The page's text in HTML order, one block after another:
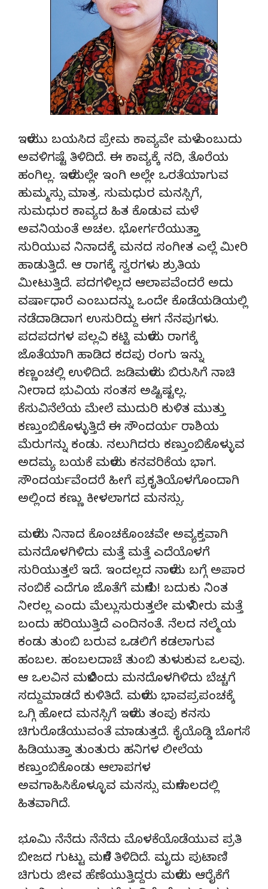
ಇಳೆಯು ಬಯಸಿದ ಪ್ರೇಮ ಕಾವ್ಯವೇ ಮಳೆ ಎಂಬುದು
ಅವಳಿಗಷ್ಟೆ ತಿಳಿದಿದೆ. ಈ ಕಾವ್ಯಕ್ಕೆ ನದಿ, ತೊರೆಯ
ಹಂಗಿಲ್ಲ. ಇಳೆಯಲ್ಲೇ ಇಂಗಿ ಅಲ್ಲೇ ಒರತೆಯಾಗುವ
ಹುಮ್ಮಸ್ಸು ಮಾತ್ರ. ಸುಮಧುರ ಮನಸ್ಸಿಗೆ,
ಸುಮಧುರ ಕಾವ್ಯದ ಹಿತ ಕೊಡುವ ಮಳೆ
ಅವನಿಯಂತೆ ಅಚಲ. ಭೋರ್ಗರೆಯುತ್ತಾ
ಸುರಿಯುವ ನಿನಾದಕ್ಕೆ ಮನದ ಸಂಗೀತ ಎಲ್ಲೆ ಮೀರಿ
ಹಾಡುತ್ತಿದೆ. ಆ ರಾಗಕ್ಕೆ ಸ್ವರಗಳು ಶ್ರುತಿಯ
ಮೀಟುತ್ತಿದೆ. ಪದಗಳಿಲ್ಲದ ಆಲಾಪವೆಂದರೆ ಅದು
ವರ್ಷಾಧಾರೆ ಎಂಬುದನ್ನು ಒಂದೇ ಕೊಡೆಯಡಿಯಲ್ಲಿ
ನಡೆದಾಡಿದಾಗ ಉಸುರಿದ್ದು ಈಗ ನೆನಪುಗಳು.
ಪದಪದಗಳ ಪಲ್ಲವಿ ಕಟ್ಟಿ ಮಳೆಯ ರಾಗಕ್ಕೆ
ಜೊತೆಯಾಗಿ ಹಾಡಿದ ಕದಪು ರಂಗು ಇನ್ನು
ಕಣ್ಣಂಚಲ್ಲಿ ಉಳಿದಿದೆ. ಜಡಿಮಳೆಯ ಬಿರುಸಿಗೆ ನಾಚಿ
ನೀರಾದ ಭುವಿಯ ಸಂತಸ ಅಷ್ಟಿಷ್ಟಲ್ಲ.
ಕೆಸುವಿನೆಲೆಯ ಮೇಲೆ ಮುದುರಿ ಕುಳಿತ ಮುತ್ತು
ಕಣ್ತುಂಬಿಕೊಳ್ಳುತ್ತಿದೆ ಈ ಸೌಂದರ್ಯ ರಾಶಿಯ
ಮೆರುಗನ್ನು ಕಂಡು. ನಲುಗಿದರು ಕಣ್ತುಂಬಿಕೊಳ್ಳುವ
ಅದಮ್ಯ ಬಯಕೆ ಮಳೆಯ ಕನವರಿಕೆಯ ಭಾಗ.
ಸೌಂದರ್ಯವೆಂದರೆ ಹೀಗೆ ಪ್ರಕೃತಿಯೊಳಗೊಂದಾಗಿ
ಅಲ್ಲಿಂದ ಕಣ್ಣು ಕೀಳಲಾಗದ ಮನಸ್ಸು.
ಮಳೆಯ ನಿನಾದ ಕೊಂಚಕೊಂಚವೇ ಅವ್ಯಕ್ತವಾಗಿ
ಮನದೊಳಗಿಳಿದು ಮತ್ತೆ ಮತ್ತೆ ಎದೆಯೊಳಗೆ
ಸುರಿಯುತ್ತಲೆ ಇದೆ. ಇಂದಲ್ಲದ ನಾಳೆಯ ಬಗ್ಗೆ ಅಪಾರ
ನಂಬಿಕೆ ಎದೆಗೂ ಜೊತೆಗೆ ಮಳೆಗು! ಬದುಕು ನಿಂತ
ನೀರಲ್ಲ ಎಂದು ಮೆಲ್ಲುಸುರುತ್ತಲೇ ಮಳೆ ನೀರು ಮತ್ತೆ
ಬಂದು ಹರಿಯುತ್ತಿದೆ ಎಂದಿನಂತೆ. ನೆಲದ ನಲ್ಮೆಯ
ಕಂಡು ತುಂಬಿ ಬರುವ ಒಡಲಿಗೆ ಕಡಲಾಗುವ
ಹಂಬಲ. ಹಂಬಲದಾಚೆ ತುಂಬಿ ತುಳುಕುವ ಒಲವು.
ಆ ಒಲವಿನ ಮಳೆಬಿಂದು ಮನದೊಳಗಿಳಿದು ಬೆಚ್ಚಗೆ
ಸದ್ದುಮಾಡದೆ ಕುಳಿತಿದೆ. ಮಳೆಯ ಭಾವಪ್ರಪಂಚಕ್ಕೆ
ಒಗ್ಗಿ ಹೋದ ಮನಸ್ಸಿಗೆ ಇಳೆಯ ತಂಪು ಕನಸು
ಚಿಗುರೊಡೆಯುವಂತೆ ಮಾಡುತ್ತದೆ. ಕೈಯೊಡ್ಡಿ ಬೊಗಸೆ
ಹಿಡಿಯುತ್ತಾ ತುಂತುರು ಹನಿಗಳ ಲೀಲೆಯ
ಕಣ್ತುಂಬಿಕೊಂಡು ಆಲಾಪಗಳ
ಅವಗಾಹಿಸಿಕೊಳ್ಳೂವ ಮನಸ್ಸು ಮಳೆಗಾಲದಲ್ಲಿ
ಹಿತವಾಗಿದೆ.
ಭೂಮಿ ನೆನೆದು ನೆನೆದು ಮೊಳಕೆಯೊಡೆಯುವ ಪ್ರತಿ
ಬೀಜದ ಗುಟ್ಟು ಮಳೆಗೆ ತಿಳಿದಿದೆ. ಮೃದು ಪುಟಾಣಿ
ಚಿಗುರು ಜೀವ ಹೆಣೆಯುತ್ತಿದ್ದರು ಮಳೆಯ ಆರೈಕೆಗೆ